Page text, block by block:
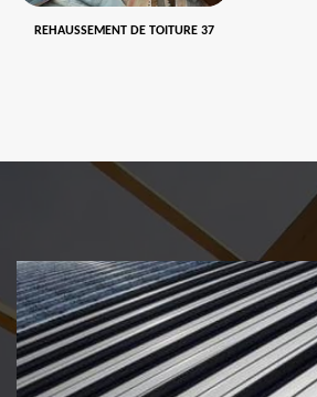
REHAUSSEMENT DE TOITURE 37